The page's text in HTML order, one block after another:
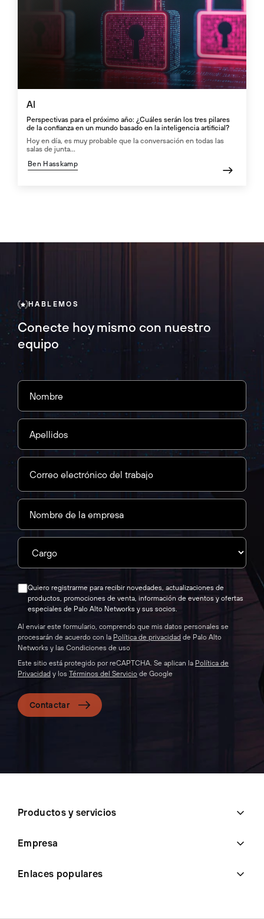
AI
Perspectivas para el próximo año: ¿Cuáles serán los tres pilares
de la confianza en un mundo basado en la inteligencia artificial?
Hoy en día, es muy probable que la conversación en todas las
salas de junta...
Ben Hasskamp
HABLEMOS
Conecte hoy mismo con nuestro
equipo
Quiero registrarme para recibir novedades, actualizaciones de
productos, promociones de venta, información de eventos y ofertas
especiales de Palo Alto Networks y sus socios.
Al enviar este formulario, comprendo que mis datos personales se
procesarán de acuerdo con la Política de privacidad de Palo Alto
Networks y las Condiciones de uso
Este sitio está protegido por reCAPTCHA. Se aplican la Política de
Privacidad y los Términos del Servicio de Google
Contactar
Productos y servicios
Empresa
Enlaces populares